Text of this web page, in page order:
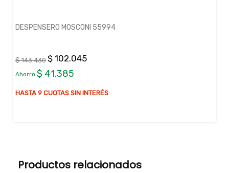
DESPENSERO MOSCONI 55994
$ 143.430 $ 102.045
Ahorro $ 41.385
HASTA 9 CUOTAS SIN INTERÉS
Productos relacionados